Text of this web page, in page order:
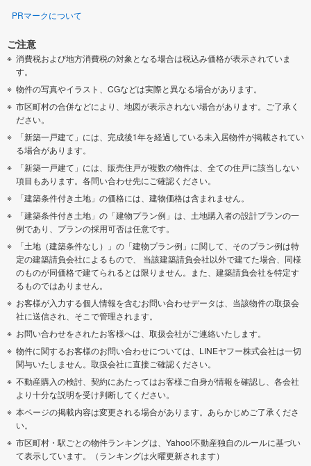
PRマークについて
ご注意
消費税および地方消費税の対象となる場合は税込み価格が表示されていま
す。
物件の写真やイラスト、CGなどは実際と異なる場合があります。
市区町村の合併などにより、地図が表示されない場合があります。ご了承く
ださい。
「新築一戸建て」には、完成後1年を経過している未入居物件が掲載されてい
る場合があります。
「新築一戸建て」には、販売住戸が複数の物件は、全ての住戸に該当しない
項目もあります。各問い合わせ先にご確認ください。
「建築条件付き土地」の価格には、建物価格は含まれません。
「建築条件付き土地」の「建物プラン例」は、土地購入者の設計プランの一
例であり、プランの採用可否は任意です。
「土地（建築条件なし）」の「建物プラン例」に関して、そのプラン例は特
定の建築請負会社によるもので、 当該建築請負会社以外で建てた場合、同様
のものが同価格で建てられるとは限りません。また、建築請負会社を特定す
るものではありません。
お客様が入力する個人情報を含むお問い合わせデータは、当該物件の取扱会
社に送信され、そこで管理されます。
お問い合わせをされたお客様へは、取扱会社がご連絡いたします。
物件に関するお客様のお問い合わせについては、LINEヤフー株式会社は一切
関与いたしません。取扱会社に直接ご確認ください。
不動産購入の検討、契約にあたってはお客様ご自身が情報を確認し、各会社
より十分な説明を受け判断してください。
本ページの掲載内容は変更される場合があります。あらかじめご了承くださ
い。
市区町村・駅ごとの物件ランキングは、Yahoo!不動産独自のルールに基づい
て表示しています。（ランキングは火曜更新されます）